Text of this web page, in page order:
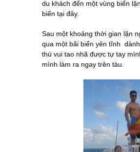
du khách đến một vùng biển
biển tại đây.
Sau một khoảng thời gian lặn
qua một bãi biển yên tĩnh
thú vui tao nhã được tự tay
mình làm ra ngay trên tàu.